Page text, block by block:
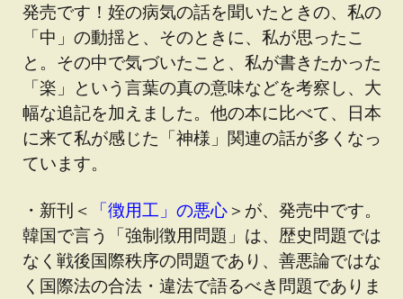
発売です！姪の病気の話を聞いたときの、私の
「中」の動揺と、そのときに、私が思ったこ
と。その中で気づいたこと、私が書きたかった
「楽」という言葉の真の意味などを考察し、大
幅な追記を加えました。他の本に比べて、日本
に来て私が感じた「神様」関連の話が多くなっ
ています。
・新刊＜ 「徴用工」の悪心＞が、発売中です。
韓国で言う「強制徴用問題」は、歴史問題では
なく戦後国際秩序の問題であり、善悪論ではな
く国際法の合法・違法で語るべき問題でありま